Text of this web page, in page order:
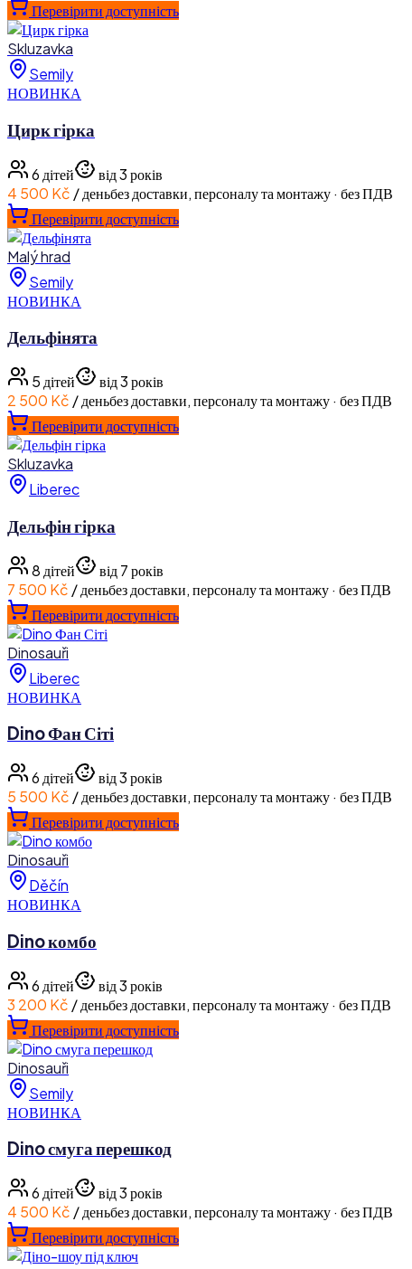
Перевірити доступність
Skluzavka
Semily
НОВИНКА
Цирк гірка
6 дітей
від 3 років
4 500 Kč / деньбез доставки, персоналу та монтажу · без ПДВ
Перевірити доступність
Malý hrad
Semily
НОВИНКА
Дельфінята
5 дітей
від 3 років
2 500 Kč / деньбез доставки, персоналу та монтажу · без ПДВ
Перевірити доступність
Skluzavka
Liberec
Дельфін гірка
8 дітей
від 7 років
7 500 Kč / деньбез доставки, персоналу та монтажу · без ПДВ
Перевірити доступність
Dinosauři
Liberec
НОВИНКА
Dino Фан Сіті
6 дітей
від 3 років
5 500 Kč / деньбез доставки, персоналу та монтажу · без ПДВ
Перевірити доступність
Dinosauři
Děčín
НОВИНКА
Dino комбо
6 дітей
від 3 років
3 200 Kč / деньбез доставки, персоналу та монтажу · без ПДВ
Перевірити доступність
Dinosauři
Semily
НОВИНКА
Dino смуга перешкод
6 дітей
від 3 років
4 500 Kč / деньбез доставки, персоналу та монтажу · без ПДВ
Перевірити доступність